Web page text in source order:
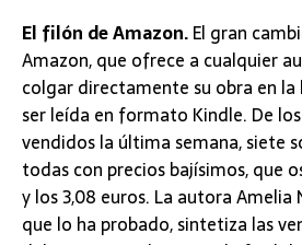
El filón de Amazon.El gran
Amazon, que ofrece a cualquier
colgar directamente su obra en
ser leída en formato Kindle. De
vendidos la última semana, siete
todas con precios bajísimos, que
y los 3,08 euros. La autora Amelia
que lo ha probado, sintetiza las